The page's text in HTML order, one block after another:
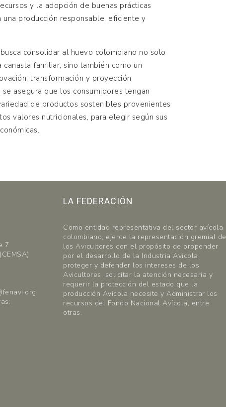
y la adopción de buenas prácticas
producción responsable, eficiente y
consolidar al huevo colombiano no solo
familiar, sino también como un
transformación y proyección
asegura que los consumidores tengan
de productos sostenibles provenientes
valores nutricionales, para elegir según sus
7
LA FEDERACIÓN
Como entidad representativa del sector avícola
colombiano, ejerce la representación gremial de
los Avicultores con el propósito de propender
por el desarrollo de la Industria Avícola,
proteger y defender los intereses de los
Avicultores, solicitar la atención necesaria y
requerir la protección del estado que la
producción Avícola necesite y Administrar los
recursos del Fondo Nacional Avícola, entre
otras.